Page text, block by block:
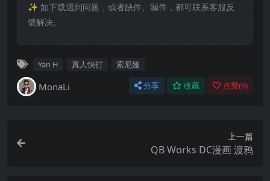
✨️ 如下载遇到问题，或者缺件、漏件，都可联系客服反
馈解决。
Yan H 真人快打 索尼娅
MonaLi 分享 收藏 点赞(0)
上一篇
QB Works DC漫画 渡鸦